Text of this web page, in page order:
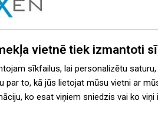
vietnē tiek izmantoti
sīkfailus, lai personalizētu
par to, kā jūs lietojat mūsu vietni ar
ko esat viņiem sniedzis vai ko